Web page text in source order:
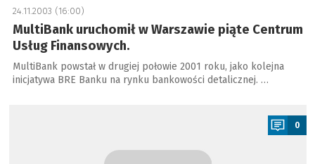
24.11.2003 (16:00)
MultiBank uruchomił w Warszawie piąte Centrum
Usług Finansowych.
MultiBank powstał w drugiej połowie 2001 roku, jako kolejna
inicjatywa BRE Banku na rynku bankowości detalicznej. …
0